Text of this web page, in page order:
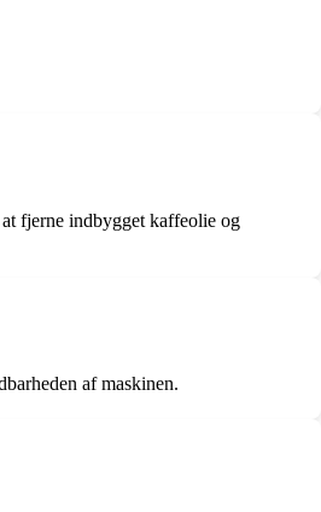
fjerne indbygget kaffeolie og
af maskinen.